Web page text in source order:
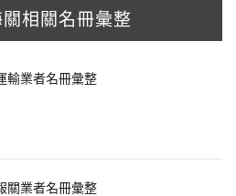
相關名冊彙整
輸業者名冊彙整
關業者名冊彙整